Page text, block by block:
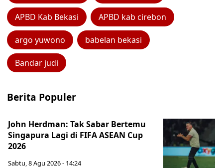
APBD Kab Bekasi APBD kab cirebon
argo yuwono babelan bekasi
Bandar judi
Berita Populer
John Herdman: Tak Sabar Bertemu
Singapura Lagi di FIFA ASEAN Cup
2026
Sabtu, 8 Agu 2026 - 14:24